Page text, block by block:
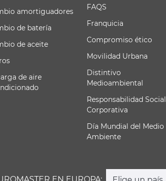
amortiguadores
de batería
de aceite
de aire
FAQS
Franquicia
Compromiso ético
Movilidad Urbana
Distintivo
Medioambiental
Responsabilidad Social
Corporativa
Día Mundial del Medio
Ambiente